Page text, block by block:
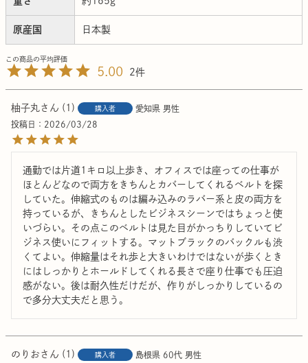
原産国 日本製
5.00 2
柚子丸 1 購入者 愛知県 男性
投稿日
2026/03/28
通勤では片道1キロ以上歩き、オフィスでは座っての仕事が
ほとんどなので両方をきちんとカバーしてくれるベルトを探
していた。伸縮式のものは編み込みのラバー系と皮の両方を
持っているが、きちんとしたビジネスシーンではちょっと使
いづらい。その点このベルトは見た目がかっちりしていてビ
ジネス使いにフィットする。マットブラックのバックルも渋
くてよい。伸縮量はそれ歩と大きいわけではないが歩くとき
にはしっかりとホールドしてくれる長さで座り仕事でも圧迫
感がない。後は耐久性だけだが、作りがしっかりしているの
で多分大丈夫だと思う。
のりお 1 購入者 島根県 60代 男性